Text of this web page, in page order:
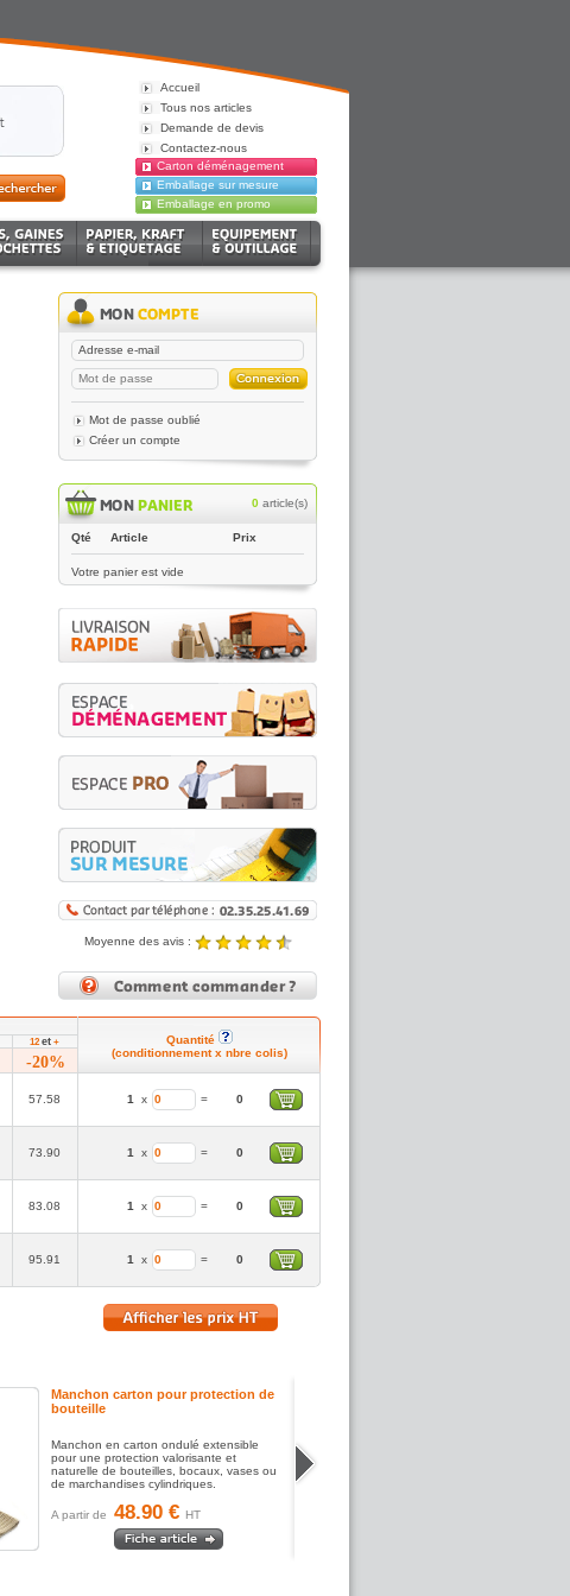
Mot de passe oublié
Créer un compte
0 article(s)
Qté Article Prix
Votre panier est vide
Moyenne des avis :
Noté4.89/5 |8431reviews
Quantité
(conditionnement x nbre colis)
12et +
-20%
57.58 1 x = 0
73.90 1 x = 0
83.08 1 x = 0
95.91 1 x = 0
Manchon carton pour protection de
bouteille
Manchon en carton ondulé extensible
pour une protection valorisante et
naturelle de bouteilles, bocaux, vases ou
de marchandises cylindriques.
A partir de 48.90 € HT
Accueil
Tous nos articles
Demande de devis
Contactez-nous
Carton déménagement
Emballage sur mesure
Emballage en promo